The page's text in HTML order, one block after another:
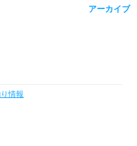
アーカイブ
情報